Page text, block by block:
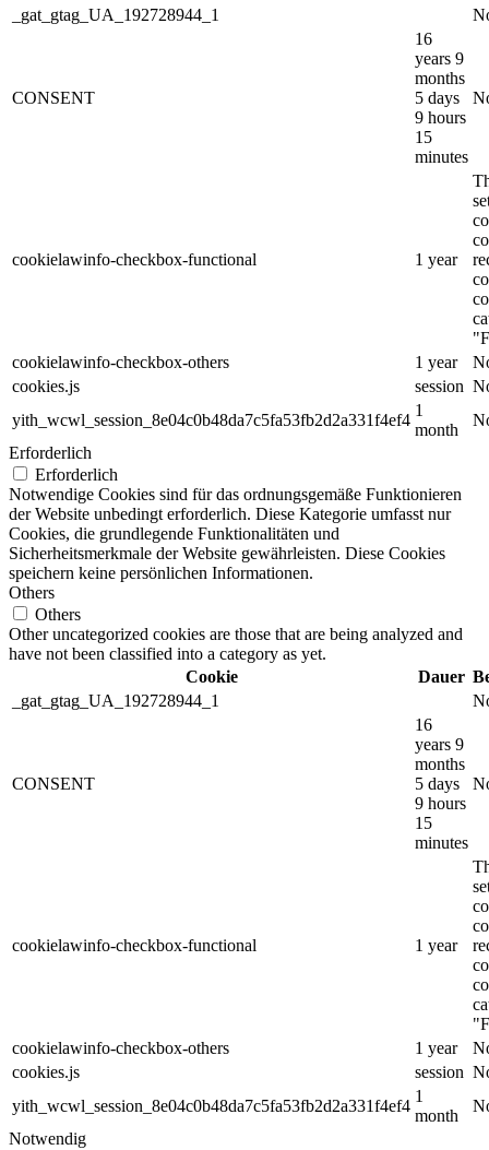
_gat_gtag_UA_192728944_1
CONSENT
16
years 9
months
5 days
9 hours
15
minutes
cookielawinfo-checkbox-functional 1 year
cookielawinfo-checkbox-others
1 year
cookies.js
session
yith_wcwl_session_8e04c0b48da7c5fa53fb2d2a331f4ef4
1
month
Erforderlich
Erforderlich
Notwendige Cookies sind für das ordnungsgemäße Funktionieren
der Website unbedingt erforderlich. Diese Kategorie umfasst nur
Cookies, die grundlegende Funktionalitäten und
Sicherheitsmerkmale der Website gewährleisten. Diese Cookies
speichern keine persönlichen Informationen.
Others
Others
Other uncategorized cookies are those that are being analyzed and
have not been classified into a category as yet.
Cookie
Dauer
_gat_gtag_UA_192728944_1
CONSENT
16
years 9
months
5 days
9 hours
15
minutes
cookielawinfo-checkbox-functional 1 year
cookielawinfo-checkbox-others
1 year
cookies.js
session
yith_wcwl_session_8e04c0b48da7c5fa53fb2d2a331f4ef4
1
month
Notwendig